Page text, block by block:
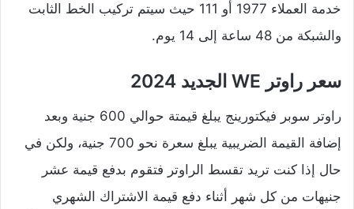
خدمة العملاء 1977 أو 111 حيث سيتم تركيب الخط الثابت
والشبكة من 48 ساعة إلى 14 يوم.
سعر راوتر WE الجديد 2024
راوتر سوبر فيكتورينج يبلغ قيمتة حوالي 600 جنية وبعد
إضافة القيمة الضريبية يبلغ سعرة نحو 700 جنية، ولكن في
حال إذا كنت تريد تقسط الراوتر فتقوم بدفع قيمة عشر
جنيهات من كل شهر أثناء دفع قيمة الاشتراك الشهري